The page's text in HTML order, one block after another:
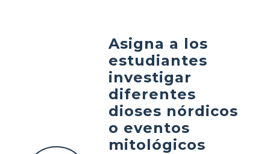
Asigna a los
estudiantes
investigar
diferentes
dioses nórdicos
o eventos
mitológicos